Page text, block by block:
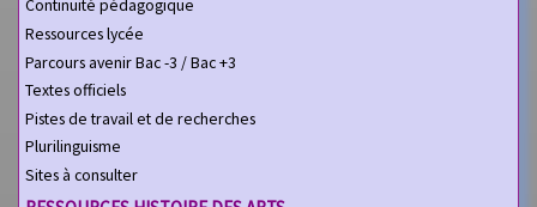
Continuité pédagogique
Ressources lycée
Parcours avenir Bac -3 / Bac +3
Textes officiels
Pistes de travail et de recherches
Plurilinguisme
Sites à consulter